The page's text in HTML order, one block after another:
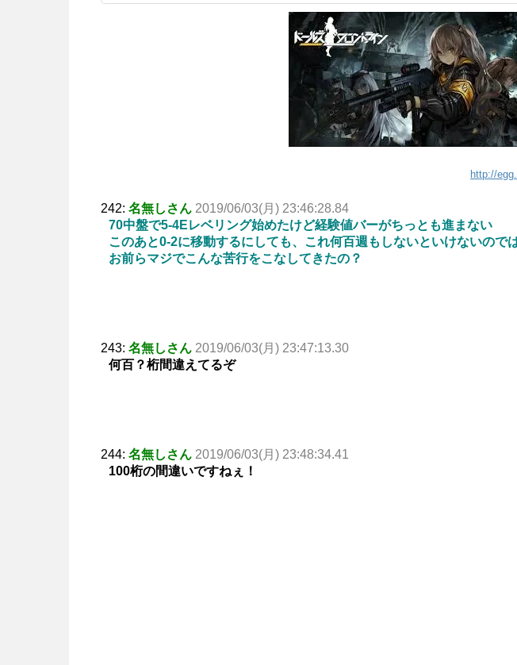
http://
242: 名無しさん 2019/06/03(月) 23:46:28.84
70中盤で5-4Eレベリング始めたけど経験値バーがちっとも進まない
このあと0-2に移動するにしても、これ何百週もしないといけないので
お前らマジでこんな苦行をこなしてきたの？
243: 名無しさん 2019/06/03(月) 23:47:13.30
何百？桁間違えてるぞ
244: 名無しさん 2019/06/03(月) 23:48:34.41
100桁の間違いですねぇ！